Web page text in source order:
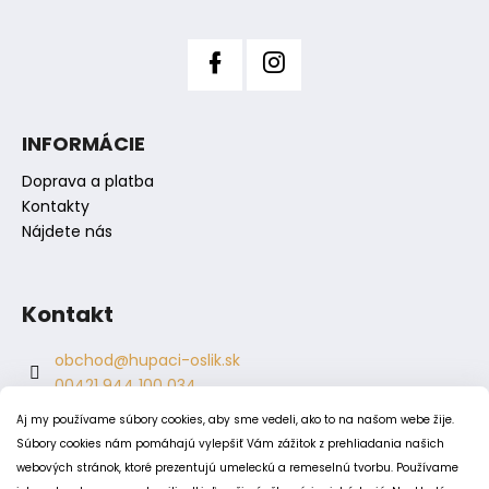
Aj my používame súbory cookies, aby sme vedeli, ako to na našom webe žije.
Súbory cookies nám pomáhajú vylepšiť Vám zážitok z prehliadania našich
webových stránok, ktoré prezentujú umeleckú a remeselnú tvorbu. Používame
INFORMÁCIE
Doprava a platba
Kontakty
Nájdete nás
Kontakt
obchod@hupaci-oslik.sk
00421 944 100 034
00421 944 904 704
hupaci.oslik
dagmar.juricova